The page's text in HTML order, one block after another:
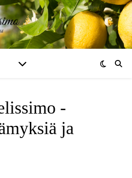
-
ja